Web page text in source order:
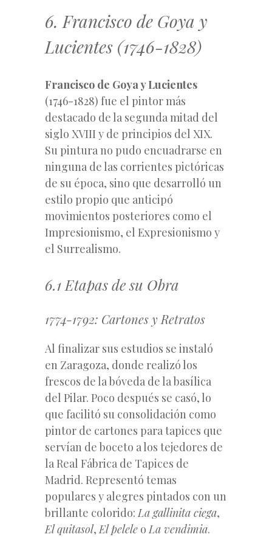
6. Francisco de Goya y
Lucientes (1746-1828)
Francisco de Goya y Lucientes
(1746-1828) fue el pintor más
destacado de la segunda mitad del
siglo XVIII y de principios del XIX.
Su pintura no pudo encuadrarse en
ninguna de las corrientes pictóricas
de su época, sino que desarrolló un
estilo propio que anticipó
movimientos posteriores como el
Impresionismo, el Expresionismo y
el Surrealismo.
6.1 Etapas de su Obra
1774-1792: Cartones y Retratos
Al finalizar sus estudios se instaló
en Zaragoza, donde realizó los
frescos de la bóveda de la basílica
del Pilar. Poco después se casó, lo
que facilitó su consolidación como
pintor de cartones para tapices que
servían de boceto a los tejedores de
la Real Fábrica de Tapices de
Madrid. Representó temas
populares y alegres pintados con un
brillante colorido:La gallinita ciega,
El quitasol,El pelele oLa vendimia.